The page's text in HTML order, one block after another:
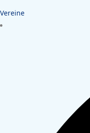
Vereine